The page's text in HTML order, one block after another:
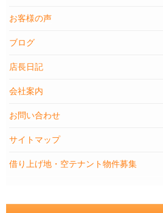
お客様の声
ブログ
店長日記
会社案内
お問い合わせ
サイトマップ
借り上げ地・空テナント物件募集